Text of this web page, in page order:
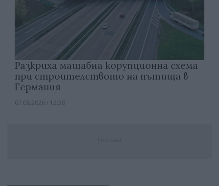
Разкриха мащабна корупционна схема
при строителството на пътища в
Германия
07.08.2026 / 12:30